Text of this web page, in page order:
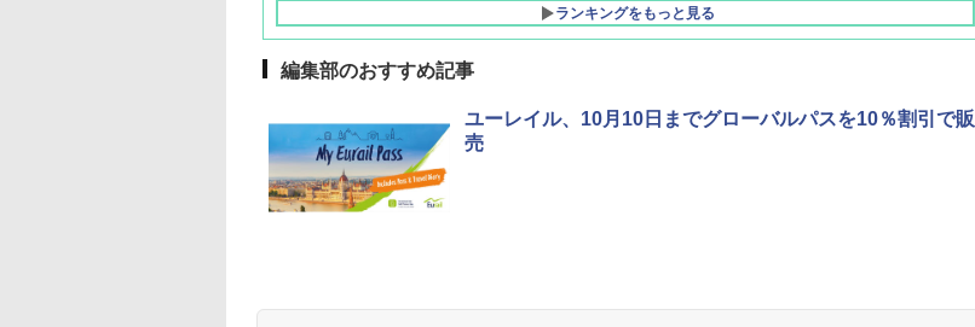
ランキングをもっと見る
編集部のおすすめ記事
ユーレイル、10月10日までグローバルパスを10％割引で販
売